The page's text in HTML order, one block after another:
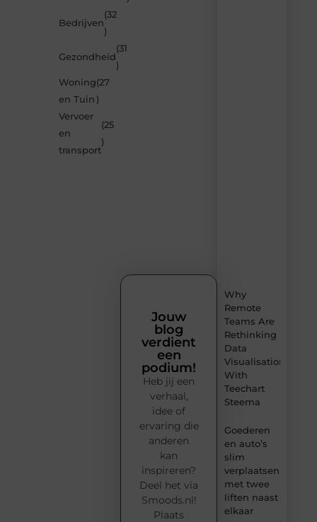
Bedrijven
(32
)
Gezondheid
(31
)
Woning
en Tuin
(27
)
Vervoer
en
transport
(25
)
Why
Remote
Teams Are
Rethinking
Data
Visualisation
With
Teechart
Steema
Goederen
en auto’s
slim
verplaatsen
met twee
liften naast
elkaar
Jouw
blog
verdient
een
podium!
Heb jij een
verhaal,
idee of
ervaring die
anderen
kan
inspireren?
Deel het via
Smoods.nl!
Plaats